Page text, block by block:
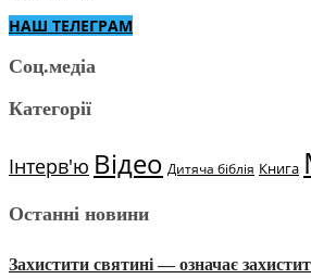
НАШ ТЕЛЕГРАМ
Соц.медіа
Категорії
Інтерв'ю Відео Дитяча біблія Книга
Останні новини
Захистити святині — означає